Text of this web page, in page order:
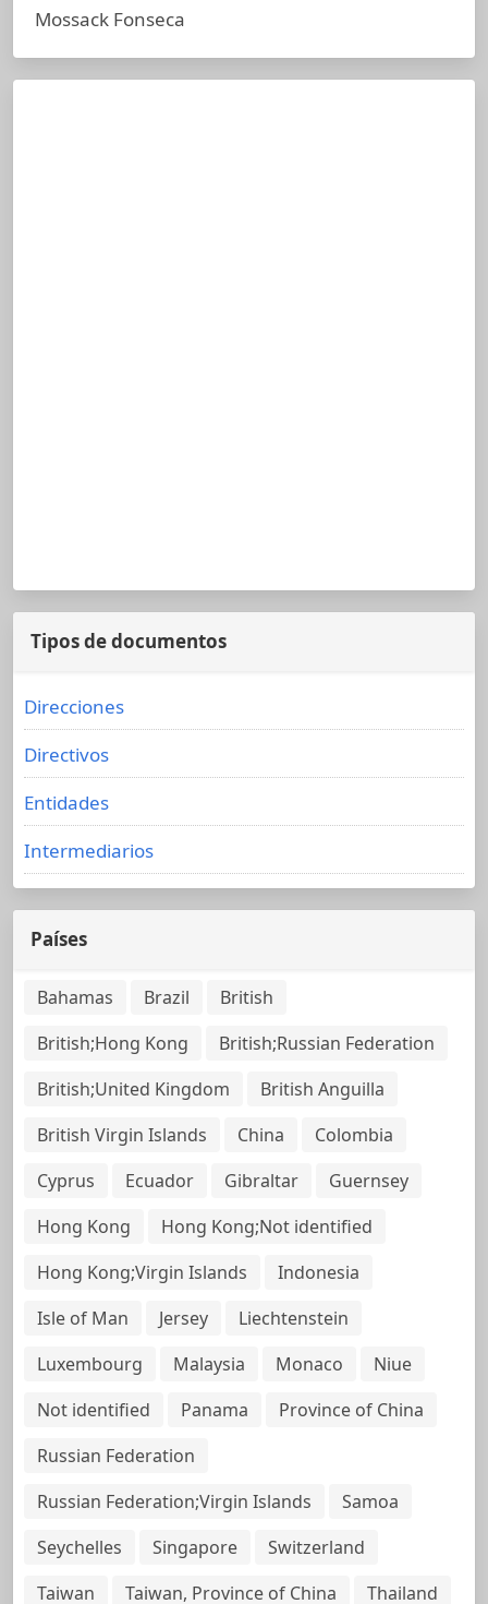
Mossack Fonseca
Tipos de documentos
Direcciones
Directivos
Entidades
Intermediarios
Países
Bahamas Brazil
British
British;Hong Kong
British;Russian Federation
British;United Kingdom
British Anguilla
British Virgin Islands
China
Colombia
Cyprus
Ecuador Gibraltar
Guernsey
Hong Kong
Hong Kong;Not identified
Hong Kong;Virgin Islands
Indonesia
Isle of Man
Jersey
Liechtenstein
Luxembourg
Malaysia Monaco
Niue
Not identified
Panama
Province of China
Russian Federation
Russian Federation;Virgin Islands
Samoa
Seychelles
Singapore
Switzerland
Taiwan
Taiwan, Province of China Thailand